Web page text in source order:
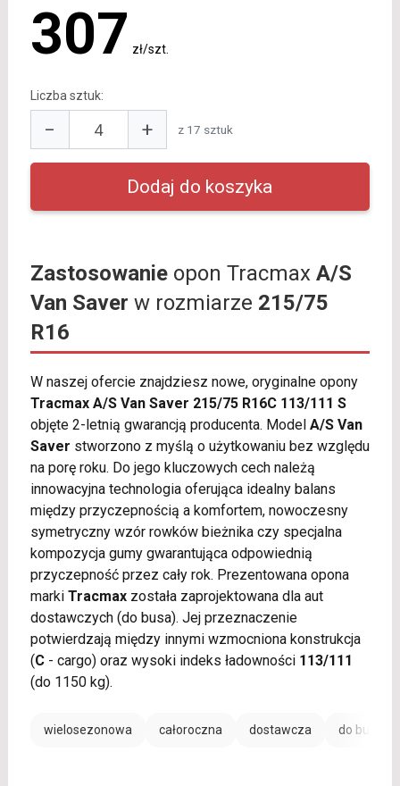
307 zł/szt.
Liczba sztuk:
− + z 17 sztuk
Zastosowanieopon Tracmax A/S
Van Saver w rozmiarze 215/75
R16
W naszej ofercie znajdziesz nowe, oryginalne opony
Tracmax A/S Van Saver 215/75 R16C 113/111 S
objęte 2-letnią gwarancją producenta. Model A/S Van
Saver stworzono z myślą o użytkowaniu bez względu
na porę roku. Do jego kluczowych cech należą
innowacyjna technologia oferująca idealny balans
między przyczepnością a komfortem, nowoczesny
symetryczny wzór rowków bieżnika czy specjalna
kompozycja gumy gwarantująca odpowiednią
przyczepność przez cały rok. Prezentowana opona
marki Tracmaxzostała zaprojektowana dla aut
dostawczych (do busa). Jej przeznaczenie
potwierdzają między innymi wzmocniona konstrukcja
(C- cargo) oraz wysoki indeks ładowności 113/111
(do 1150 kg).
wielosezonowa całoroczna dostawcza do busa